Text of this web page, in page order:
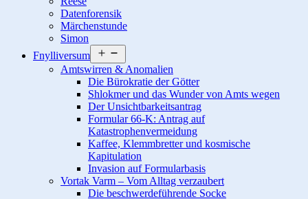
Datenforensik
Märchenstunde
Simon
Fnylliversum
öffnen
Amtswirren & Anomalien
Die Bürokratie der Götter
Shlokmer und das Wunder von Amts wegen
Der Unsichtbarkeitsantrag
Formular 66-K: Antrag auf
Katastrophenvermeidung
Kaffee, Klemmbretter und kosmische
Kapitulation
Invasion auf Formularbasis
Vortak Varm – Vom Alltag verzaubert
Die beschwerdeführende Socke